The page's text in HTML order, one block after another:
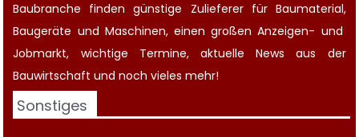
Baubranche finden günstige Zulieferer für Baumaterial,
Baugeräte und Maschinen, einen großenAnzeigen- und
Jobmarkt, wichtige Termine, aktuelleNews aus der
Bauwirtschaft und noch vieles mehr!
Sonstiges